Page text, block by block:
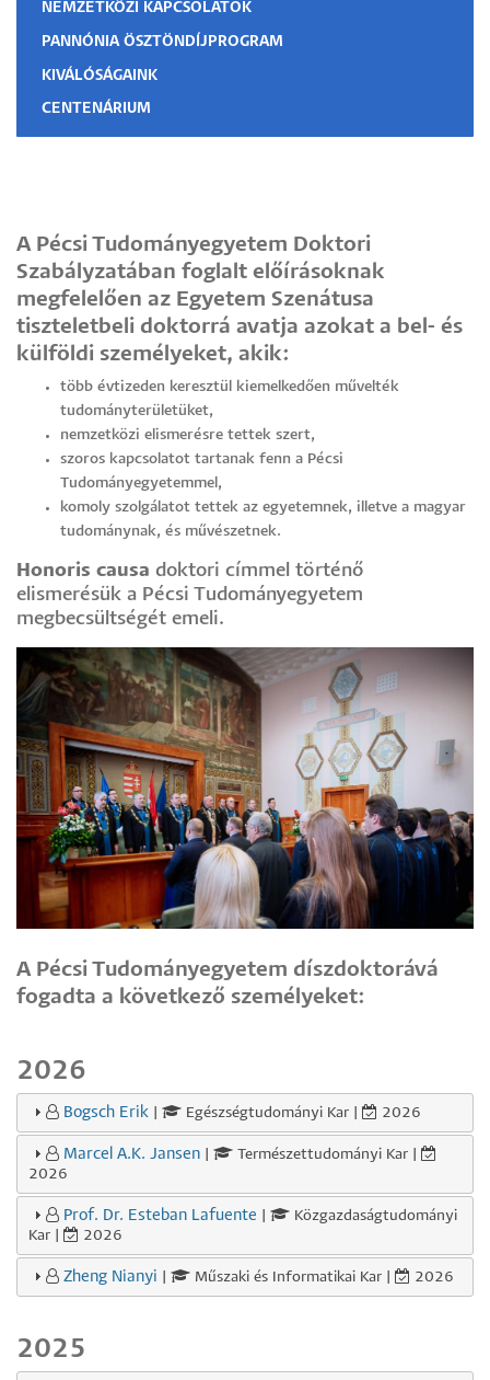
NEMZETKÖZI KAPCSOLATOK
PANNÓNIA ÖSZTÖNDÍJPROGRAM
KIVÁLÓSÁGAINK
CENTENÁRIUM
A Pécsi Tudományegyetem Doktori
Szabályzatában foglalt előírásoknak
megfelelően az Egyetem Szenátusa
tiszteletbeli doktorrá avatja azokat a bel- és
külföldi személyeket, akik:
több évtizeden keresztül kiemelkedően művelték
tudományterületüket,
nemzetközi elismerésre tettek szert,
szoros kapcsolatot tartanak fenn a Pécsi
Tudományegyetemmel,
komoly szolgálatot tettek az egyetemnek, illetve a magyar
tudománynak, és művészetnek.
Honoris causa doktori címmel történő
elismerésük a Pécsi Tudományegyetem
megbecsültségét emeli.
A Pécsi Tudományegyetem díszdoktorává
fogadta a következő személyeket:
2026
Bogsch Erik Egészségtudományi Kar | 2026
Marcel A.K. Jansen
Természettudományi Kar |
2026
Prof. Dr. Esteban Lafuente
Közgazdaságtudományi
Kar |
2026
Zheng Nianyi Műszaki és Informatikai Kar | 2026
2025